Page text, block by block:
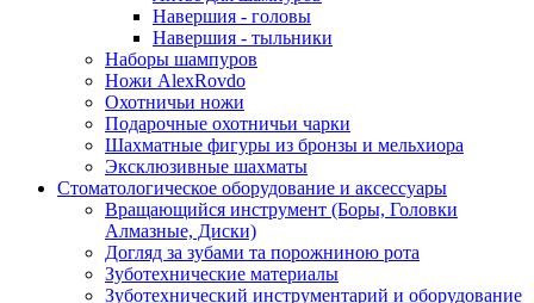
Навершия - головы
Навершия - тыльники
Наборы шампуров
Ножи AlexRovdo
Охотничьи ножи
Подарочные охотничьи чарки
Шахматные фигуры из бронзы и мельхиора
Эксклюзивные шахматы
Стоматологическое оборудование и аксессуары
Вращающийся инструмент (Боры, Головки
Алмазные, Диски)
Догляд за зубами та порожниною рота
Зуботехнические материалы
Зуботехнический инструментарий и оборудование